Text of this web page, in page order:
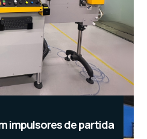
impulsores de partida